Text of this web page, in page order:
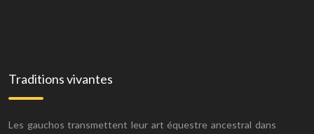
Traditions vivantes
Les gauchos transmettent leur art équestre ancestral dans